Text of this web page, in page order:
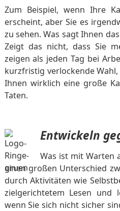
Zum Beispiel, wenn Ihre
erscheint, aber Sie es
zu sehen. Was sagt Ihnen
Zeigt das nicht, dass Sie
zeigen als jeden Tag bei
kurzfristig verlockende
Ihnen wirklich eine große
Taten.
Entwickeln
Was ist mit Warten
einen großen Unterschied
durch Aktivitäten wie
zielgerichtetem Lesen und
wenn Sie sich nicht sicher